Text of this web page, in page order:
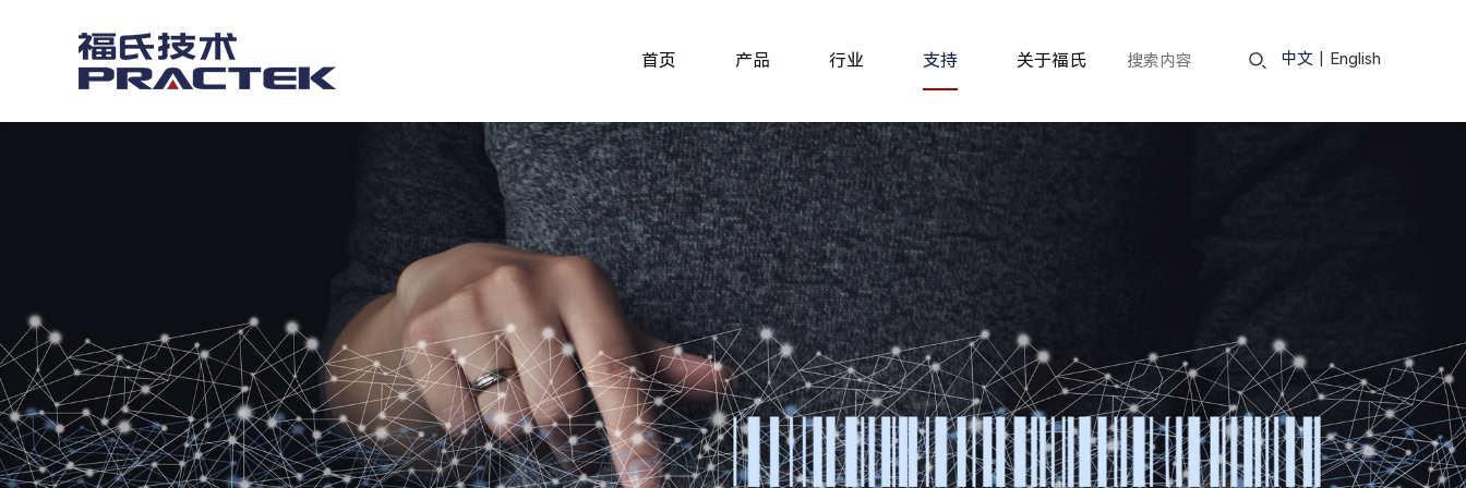
中文 English
首页 产品 行业 支持 关于福氏